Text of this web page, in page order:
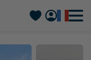
Deutsch